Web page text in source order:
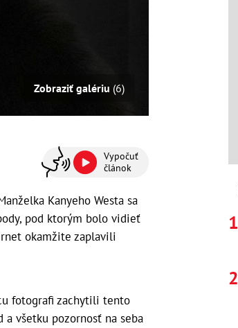
Zobraziť galériu (6)
Vypočuť
článok
Kanyeho Westa sa
pod ktorým bolo vidieť
okamžite zaplavili
fotografi zachytili tento
všetku pozornosť na seba